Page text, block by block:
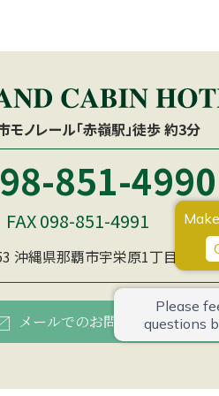
モノレール「赤嶺駅」徒歩 約3分
851-4990
FAX 098-851-4991
沖縄県那覇市宇栄原1丁目 27の1
メールでのお問い合わせ